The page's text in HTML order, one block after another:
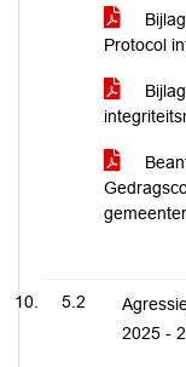
Protocol
5.2
2025 -